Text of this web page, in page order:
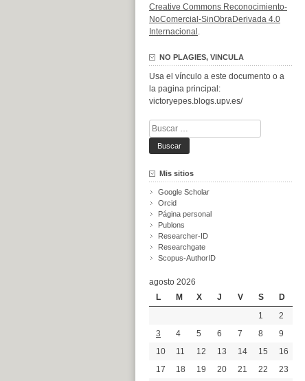
Creative Commons Reconocimiento-
NoComercial-SinObraDerivada 4.0
Internacional .
NO PLAGIES, VINCULA
Usa el vínculo a este documento o a
la pagina principal:
victoryepes.blogs.upv.es/
Buscar:
Mis sitios
Google Scholar
Orcid
Página personal
Publons
Researcher-ID
Researchgate
Scopus-AuthorID
agosto 2026
L
M X J V S
D
1
2
3
4 5 6 7 8
9
10
11 12 13 14 15
16
17
18 19 20 21 22
23